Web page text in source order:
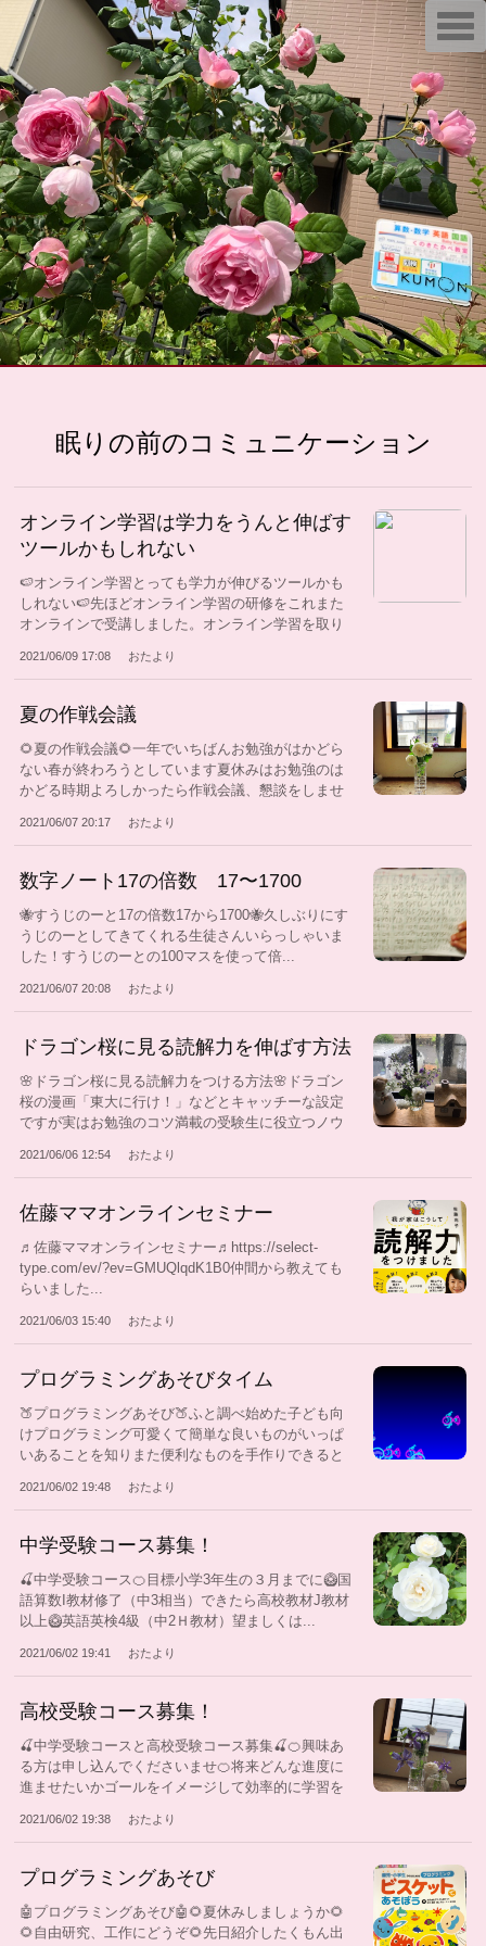
眠りの前のコミュニケーション
オンライン学習は学力をうんと伸ばす
ツールかもしれない
🍉オンライン学習とっても学力が伸びるツールかも
しれない🍉先ほどオンライン学習の研修をこれまた
オンラインで受講しました。オンライン学習を取り
2021/06/09 17:08 おたより
夏の作戦会議
🌻夏の作戦会議🌻一年でいちばんお勉強がはかどら
ない春が終わろうとしています夏休みはお勉強のは
かどる時期よろしかったら作戦会議、懇談をしませ
2021/06/07 20:17 おたより
数字ノート17の倍数 17〜1700
🐝すうじのーと17の倍数17から1700🐝久しぶりにす
うじのーとしてきてくれる生徒さんいらっしゃいま
した！すうじのーとの100マスを使って倍...
2021/06/07 20:08 おたより
ドラゴン桜に見る読解力を伸ばす方法
🌸ドラゴン桜に見る読解力をつける方法🌸ドラゴン
桜の漫画「東大に行け！」などとキャッチーな設定
ですが実はお勉強のコツ満載の受験生に役立つノウ
2021/06/06 12:54 おたより
佐藤ママオンラインセミナー
♬佐藤ママオンラインセミナー♬https://select-
type.com/ev/?ev=GMUQlqdK1B0仲間から教えても
らいました...
2021/06/03 15:40 おたより
プログラミングあそびタイム
🍑プログラミングあそび🍑ふと調べ始めた子ども向
けプログラミング可愛くて簡単な良いものがいっぱ
いあることを知りまた便利なものを手作りできると
2021/06/02 19:48 おたより
中学受験コース募集！
🍒中学受験コース🍊目標小学3年生の３月までに🥝国
語算数I教材修了（中3相当）できたら高校教材J教材
以上🥝英語英検4級（中2Ｈ教材）望ましくは...
2021/06/02 19:41 おたより
高校受験コース募集！
🍒中学受験コースと高校受験コース募集🍒🍊興味あ
る方は申し込んでくださいませ🍊将来どんな進度に
進ませたいかゴールをイメージして効率的に学習を
2021/06/02 19:38 おたより
プログラミングあそび
🤖プログラミングあそび🤖🌻夏休みしましょうか🌻
🌻自由研究、工作にどうぞ🌻先日紹介したくもん出
T
o
g
g
l
e
n
a
v
i
g
a
t
i
o
n